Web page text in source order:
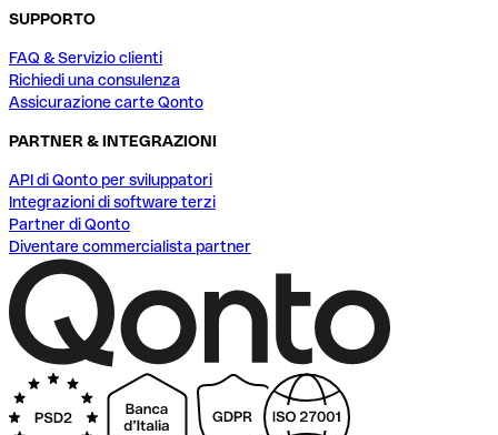
SUPPORTO
FAQ & Servizio clienti
Richiedi una consulenza
Assicurazione carte Qonto
PARTNER & INTEGRAZIONI
API di Qonto per sviluppatori
Integrazioni di software terzi
Partner di Qonto
Diventare commercialista partner